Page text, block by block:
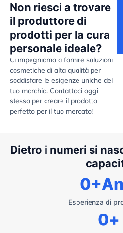
Non riesci a trovare
il produttore di
prodotti per la cura
personale ideale?
Ci impegniamo a fornire soluzioni
cosmetiche di alta qualità per
soddisfare le esigenze uniche del
tuo marchio. Contattaci oggi
stesso per creare il prodotto
perfetto per il tuo mercato!
Dietro i numeri si
Esperienza di
0
0+